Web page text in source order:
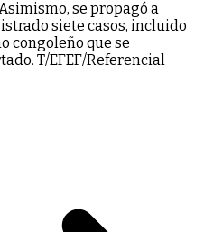
se propagó a
siete casos, incluido
congoleño que se
T/EFEF/Referencial